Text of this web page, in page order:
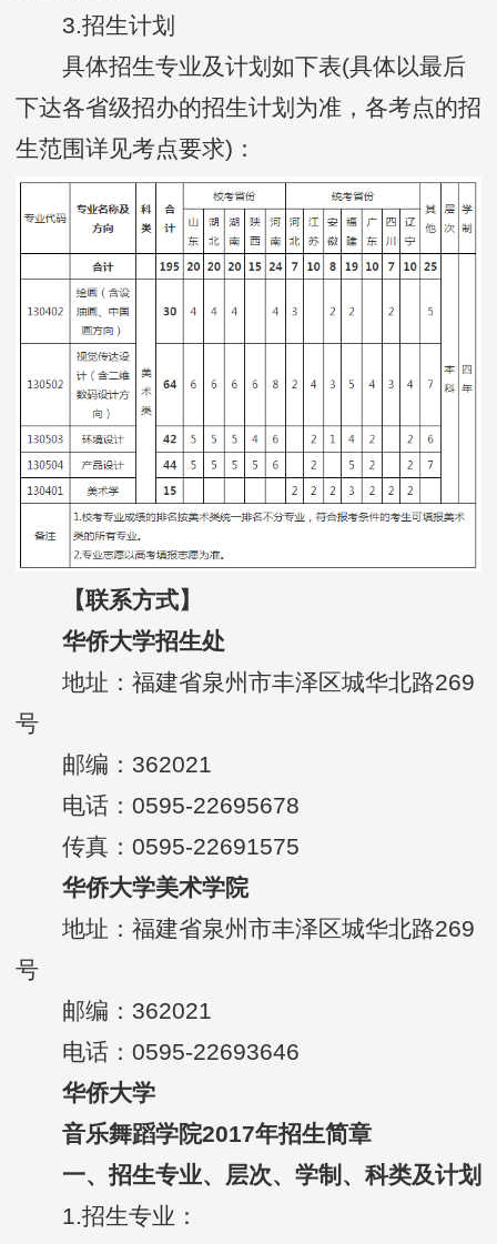
3.招生计划
具体招生专业及计划如下表(具体以最后
下达各省级招办的招生计划为准，各考点的招
生范围详见考点要求)：
【联系方式】
华侨大学招生处
地址：福建省泉州市丰泽区城华北路269
号
邮编：362021
电话：0595-22695678
传真：0595-22691575
华侨大学美术学院
地址：福建省泉州市丰泽区城华北路269
号
邮编：362021
电话：0595-22693646
华侨大学
音乐舞蹈学院2017年招生简章
一、招生专业、层次、学制、科类及计划
1.招生专业：